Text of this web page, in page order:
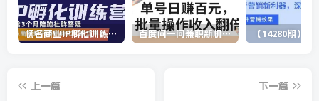
杨名商业IP孵化训练营，从商业到内容到转化一站式学 价值5980元 百度问一问兼职新机遇，单号日赚百元，批量操作收入翻倍
上一篇 下一篇